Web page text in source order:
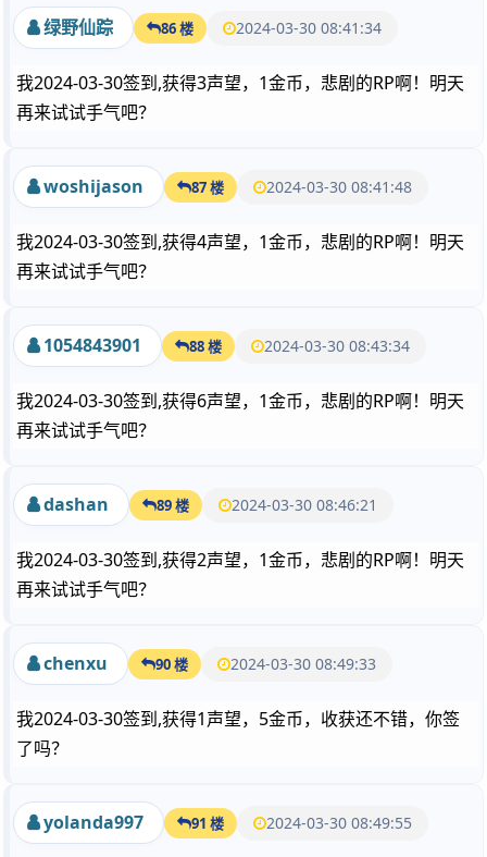
绿野仙踪 86 楼 2024-03-30 08:41:34
我2024-03-30签到,获得3声望，1金币，悲剧的RP啊！明天
再来试试手气吧？
woshijason 87 楼 2024-03-30 08:41:48
我2024-03-30签到,获得4声望，1金币，悲剧的RP啊！明天
再来试试手气吧？
1054843901 88 楼 2024-03-30 08:43:34
我2024-03-30签到,获得6声望，1金币，悲剧的RP啊！明天
再来试试手气吧？
dashan 89 楼 2024-03-30 08:46:21
我2024-03-30签到,获得2声望，1金币，悲剧的RP啊！明天
再来试试手气吧？
chenxu 90 楼 2024-03-30 08:49:33
我2024-03-30签到,获得1声望，5金币，收获还不错，你签
了吗？
yolanda997 91 楼 2024-03-30 08:49:55